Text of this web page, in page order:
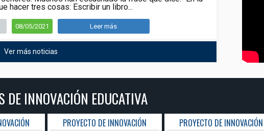
hacer tres cosas: Escribir un libro...
08/05/2021 Leer más
Ver más noticias
DE INNOVACIÓN EDUCATIVA
PROYECTO DE INNOVACIÓN PROYECTO DE INNOVACIÓN